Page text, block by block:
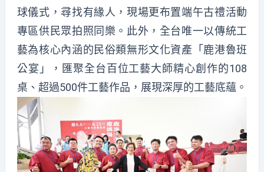
球儀式，尋找有緣人，現場更布置端午古禮活動
專區供民眾拍照同樂。此外，全台唯一以傳統工
藝為核心內涵的民俗類無形文化資產「鹿港魯班
公宴」，匯聚全台百位工藝大師精心創作的108
桌、超過500件工藝作品，展現深厚的工藝底蘊。